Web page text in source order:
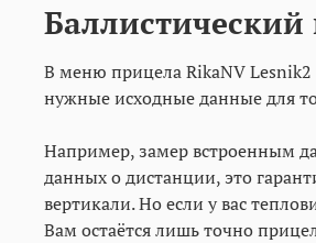
Баллистический
В меню прицела RikaNV Lesnik2
нужные исходные данные для
Например, замер встроенным
данных о дистанции, это
вертикали. Но если у вас
Вам остаётся лишь точно